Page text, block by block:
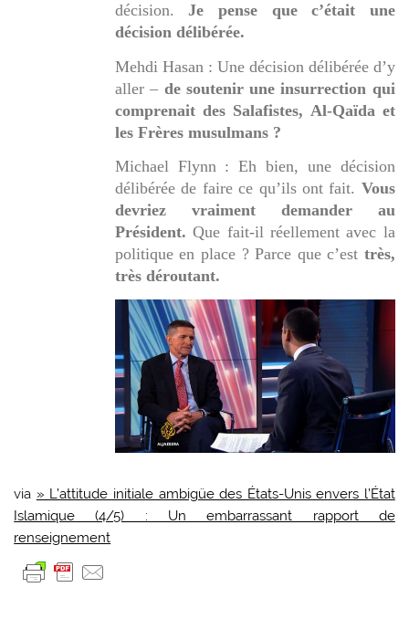
décision.Je pense que c’était une
décision délibérée.
Mehdi Hasan : Une décision délibérée d’y
aller – de soutenir une insurrection qui
comprenait des Salafistes, Al-Qaïda et
les Frères musulmans ?
Michael Flynn : Eh bien, une décision
délibérée de faire ce qu’ils ont fait. Vous
devriez vraiment demander au
Président. Que fait-il réellement avec la
politique en place ? Parce que c’est très,
très déroutant.
via » L’attitude initiale ambigüe des États-Unis envers l’État
Islamique (4/5) : Un embarrassant rapport de
renseignement